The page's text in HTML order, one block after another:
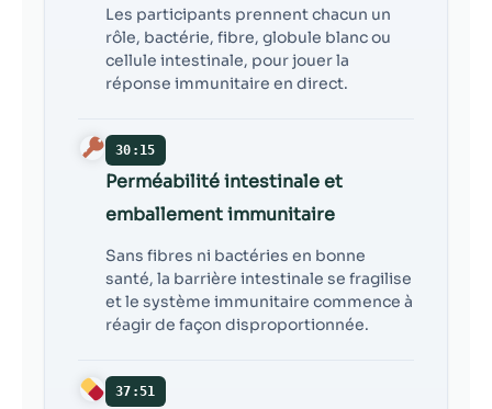
Les participants prennent chacun un
rôle, bactérie, fibre, globule blanc ou
cellule intestinale, pour jouer la
réponse immunitaire en direct.
30:15
Perméabilité intestinale et
emballement immunitaire
Sans fibres ni bactéries en bonne
santé, la barrière intestinale se fragilise
et le système immunitaire commence à
réagir de façon disproportionnée.
37:51